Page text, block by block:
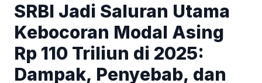
SRBI Jadi Saluran Utama
Kebocoran Modal Asing
Rp 110 Triliun di 2025:
Dampak, Penyebab, dan